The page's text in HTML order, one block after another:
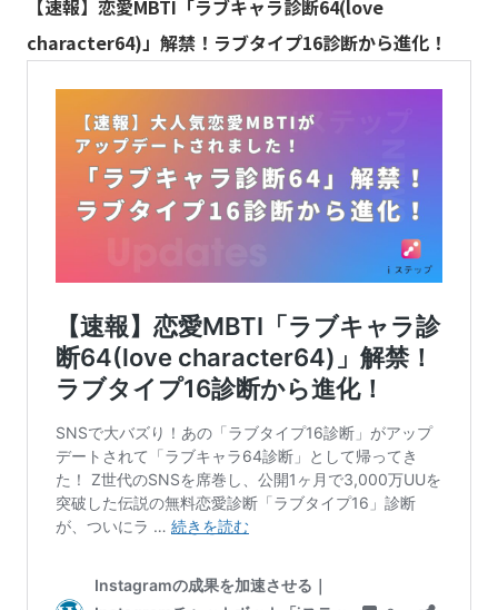
【速報】恋愛MBTI「ラブキャラ診断64(love
character64)」解禁！ラブタイプ16診断から進化！